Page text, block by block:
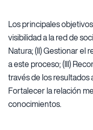
Los principales
visibilidad a la red de
Natura; (II) Gestionar el
a este proceso; (III)
través de los resultados
Fortalecer la relación
conocimientos.